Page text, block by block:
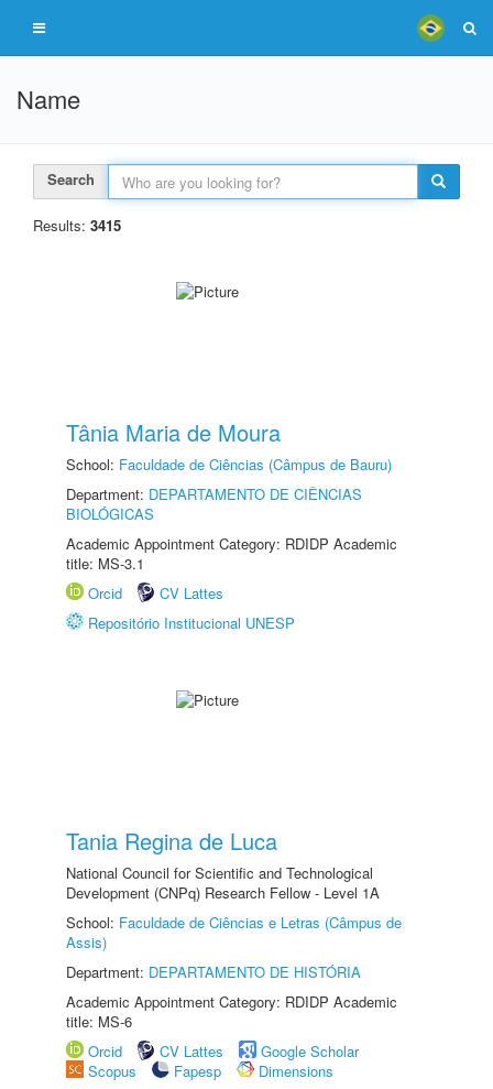
Name
Search
Results: 3415
Tânia Maria de Moura
School: Faculdade de Ciências (Câmpus de Bauru)
Department: DEPARTAMENTO DE CIÊNCIAS
BIOLÓGICAS
Academic Appointment Category: RDIDP Academic
title: MS-3.1
Orcid
CV Lattes
Repositório Institucional UNESP
Tania Regina de Luca
National Council for Scientific and Technological
Development (CNPq) Research Fellow - Level 1A
School: Faculdade de Ciências e Letras (Câmpus de
Assis)
Department: DEPARTAMENTO DE HISTÓRIA
Academic Appointment Category: RDIDP Academic
title: MS-6
Orcid
CV Lattes
Google Scholar
Scopus
Fapesp
Dimensions